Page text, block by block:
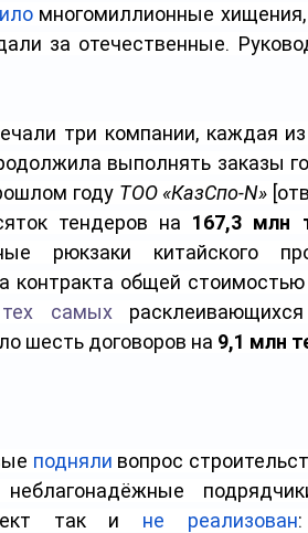
многомиллионные хищения,
за отечественные.
три компании, каждая
выполнять заказы
году ТОО «КазСпо-N»
тендеров на 167,3 млн
рюкзаки китайского
контракта общей стоимостью
тех самых
шесть договоров на 9,1 млн
подняли вопрос
так и не реализован